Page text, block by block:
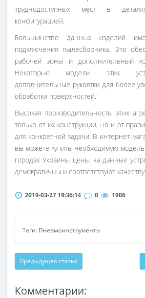
труднодоступных мест в
конфигурацией.
Большинство данных изделий
подключения пылесборника. Это
рабочей зоны и дополнительный
Некоторые модели этих
дополнительные рукоятки для более
обработки поверхностей.
Высокая производительность этих
только от их конструкции, но и от
для конкретной задачи. В интернет-
вы можете купить необходимую модель
городах Украины цены на данные
демократичны и соответствуют
2019-03-27 19:36:14 0 1906
Теги: Пневмоинструменты
Предыдущая статья
Комментарии: